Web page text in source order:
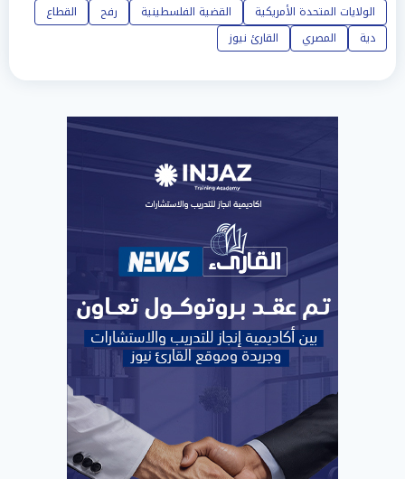
الولايات المتحدة الأمريكية
القضية الفلسطينية رفح
القطاع
دية
المصري القارئ نيوز